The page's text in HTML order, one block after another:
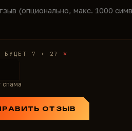
БУДЕТ 7 + 2? *
спама
ОТЗЫВ